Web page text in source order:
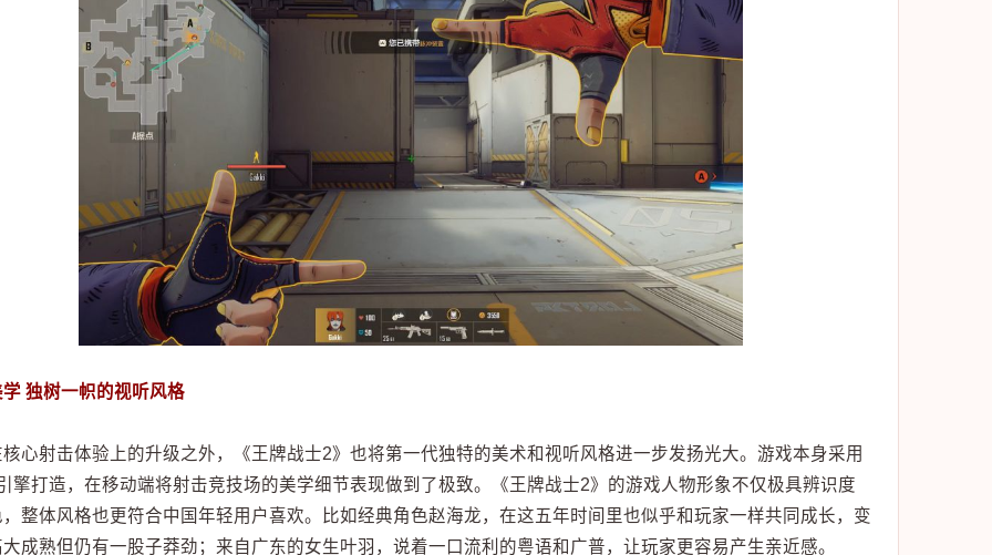
独树一帜的视听风格
心射击体验上的升级之外，《王牌战士2》也将第一代独特的美术和视听风格进一步发扬光大。游戏本身采用
擎打造，在移动端将射击竞技场的美学细节表现做到了极致。《王牌战士2》的游戏人物形象不仅极具辨识度
整体风格也更符合中国年轻用户喜欢。比如经典角色赵海龙，在这五年时间里也似乎和玩家一样共同成长，变
成熟但仍有一股子莽劲；来自广东的女生叶羽，说着一口流利的粤语和广普，让玩家更容易产生亲近感。